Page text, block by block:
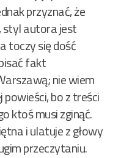
przyznać, że
styl autora jest
toczy się dość
fakt
nie wiem
bo z treści
ktoś musi zginąć.
i ulatuje z głowy
przeczytaniu.